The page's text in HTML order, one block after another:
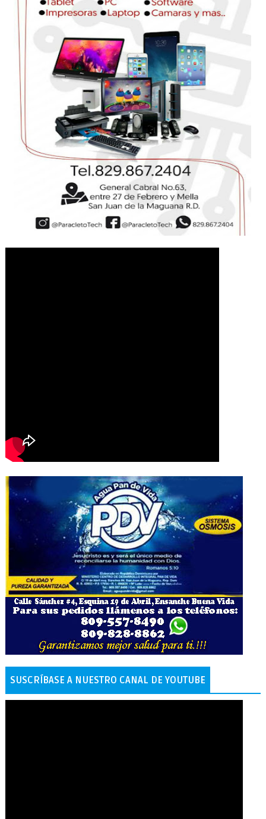
SUSCRÍBASE A NUESTRO CANAL DE YOUTUBE